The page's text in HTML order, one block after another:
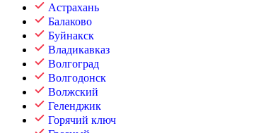
Астрахань
Балаково
Буйнакск
Владикавказ
Волгоград
Волгодонск
Волжский
Геленджик
Горячий ключ